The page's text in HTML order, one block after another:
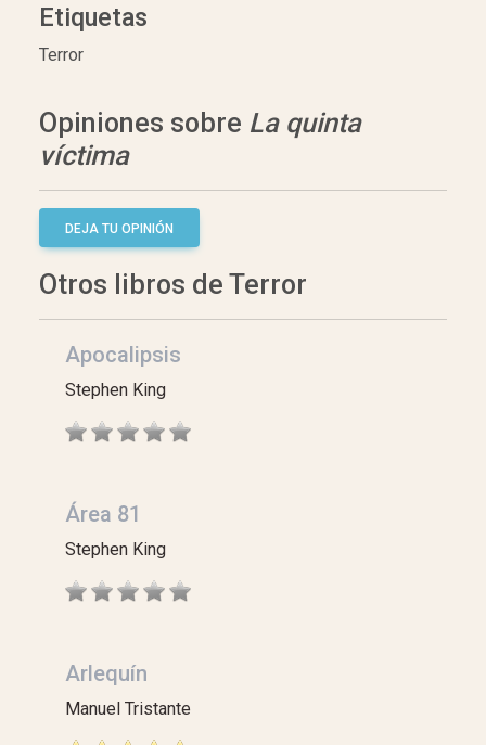
Etiquetas
Terror
Opiniones sobre La quinta
víctima
DEJA TU OPINIÓN
Otros libros de Terror
Apocalipsis
Stephen King
Área 81
Stephen King
Arlequín
Manuel Tristante